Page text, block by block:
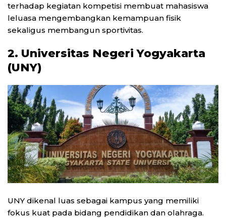
terhadap kegiatan kompetisi membuat mahasiswa
leluasa mengembangkan kemampuan fisik
sekaligus membangun sportivitas.
2. Universitas Negeri Yogyakarta
(UNY)
UNY dikenal luas sebagai kampus yang memiliki
fokus kuat pada bidang pendidikan dan olahraga.